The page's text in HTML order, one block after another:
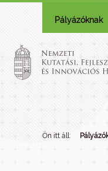
Pályázóknak
Ön itt áll: